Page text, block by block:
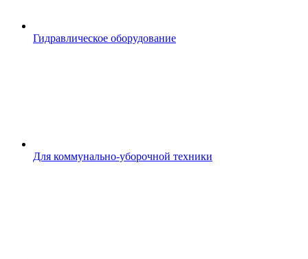
Гидравлическое оборудование
Для коммунально-уборочной техники